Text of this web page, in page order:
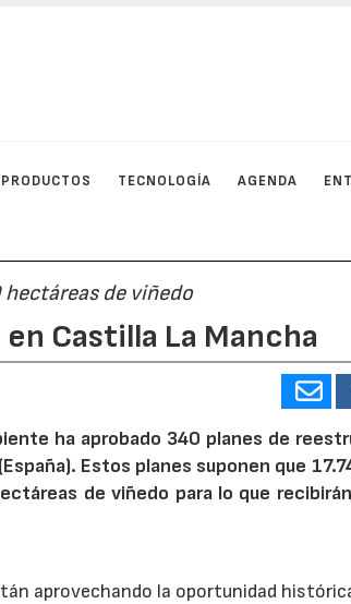
PRODUCTOS TECNOLOGÍA AGENDA
de viñedo
Castilla La Mancha
ha aprobado 340 planes de
Estos planes suponen que
de viñedo para lo que
aprovechando la oportunidad